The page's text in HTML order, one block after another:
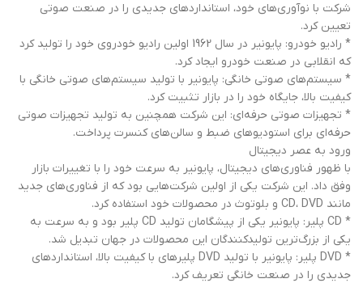
شرکت با نوآوری‌های خود، استانداردهای جدیدی را در صنعت صوتی
تعیین کرد.
* رادیو خودرو: پایونیر در سال 1962 اولین رادیو خودروی خود را تولید کرد
که انقلابی در صنعت خودرو ایجاد کرد.
* سیستم‌های صوتی خانگی: پایونیر با تولید سیستم‌های صوتی خانگی با
کیفیت بالا، جایگاه خود را در بازار تثبیت کرد.
* تجهیزات صوتی حرفه‌ای: این شرکت همچنین به تولید تجهیزات صوتی
حرفه‌ای برای استودیوهای ضبط و سالن‌های کنسرت پرداخت.
ورود به عصر دیجیتال
با ظهور فناوری‌های دیجیتال، پایونیر به سرعت خود را با تغییرات بازار
وفق داد. این شرکت یکی از اولین شرکت‌هایی بود که از فناوری‌های جدید
مانند CD، DVD و بلوتوث در محصولات خود استفاده کرد.
* CD پلیر: پایونیر یکی از پیشگامان تولید CD پلیر بود و به سرعت به
یکی از بزرگ‌ترین تولیدکنندگان این محصولات در جهان تبدیل شد.
* DVD پلیر: پایونیر با تولید DVD پلیرهای با کیفیت بالا، استانداردهای
جدیدی را در صنعت خانگی تعریف کرد.